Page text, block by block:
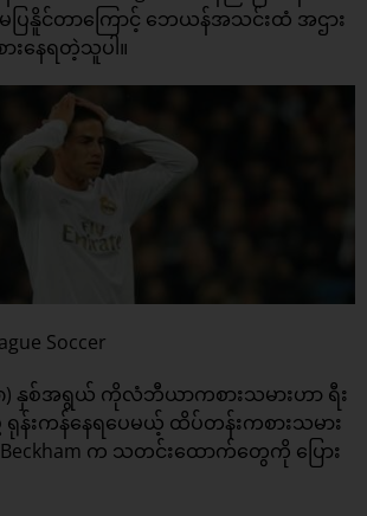
မပြနိူင်တာကြောင့် ဘေယန်အသင်းထံ အဌား
းနေရတဲ့သူပါ။
Soccer
နှစ်အရွယ် ကိုလံဘီယာကစားသမားဟာ ရီး
ရုန်းကန်နေရပေမယ့် ထိပ်တန်းကစားသမား
က သတင်းထောက်တွေကို ပြေား